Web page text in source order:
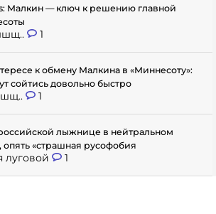
Малкин — ключ к решению главной
1
к обмену Малкина в «Миннесоту»:
сойтись довольно быстро
1
лыжнице в нейтральном
опять «страшная русофобия
луговой 1